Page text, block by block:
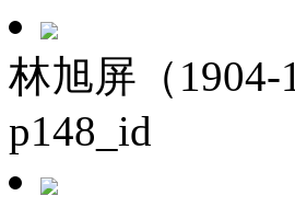
林旭屏（1904-
p148_id